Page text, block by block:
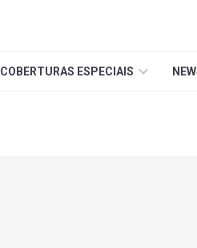
COBERTURAS ESPECIAIS